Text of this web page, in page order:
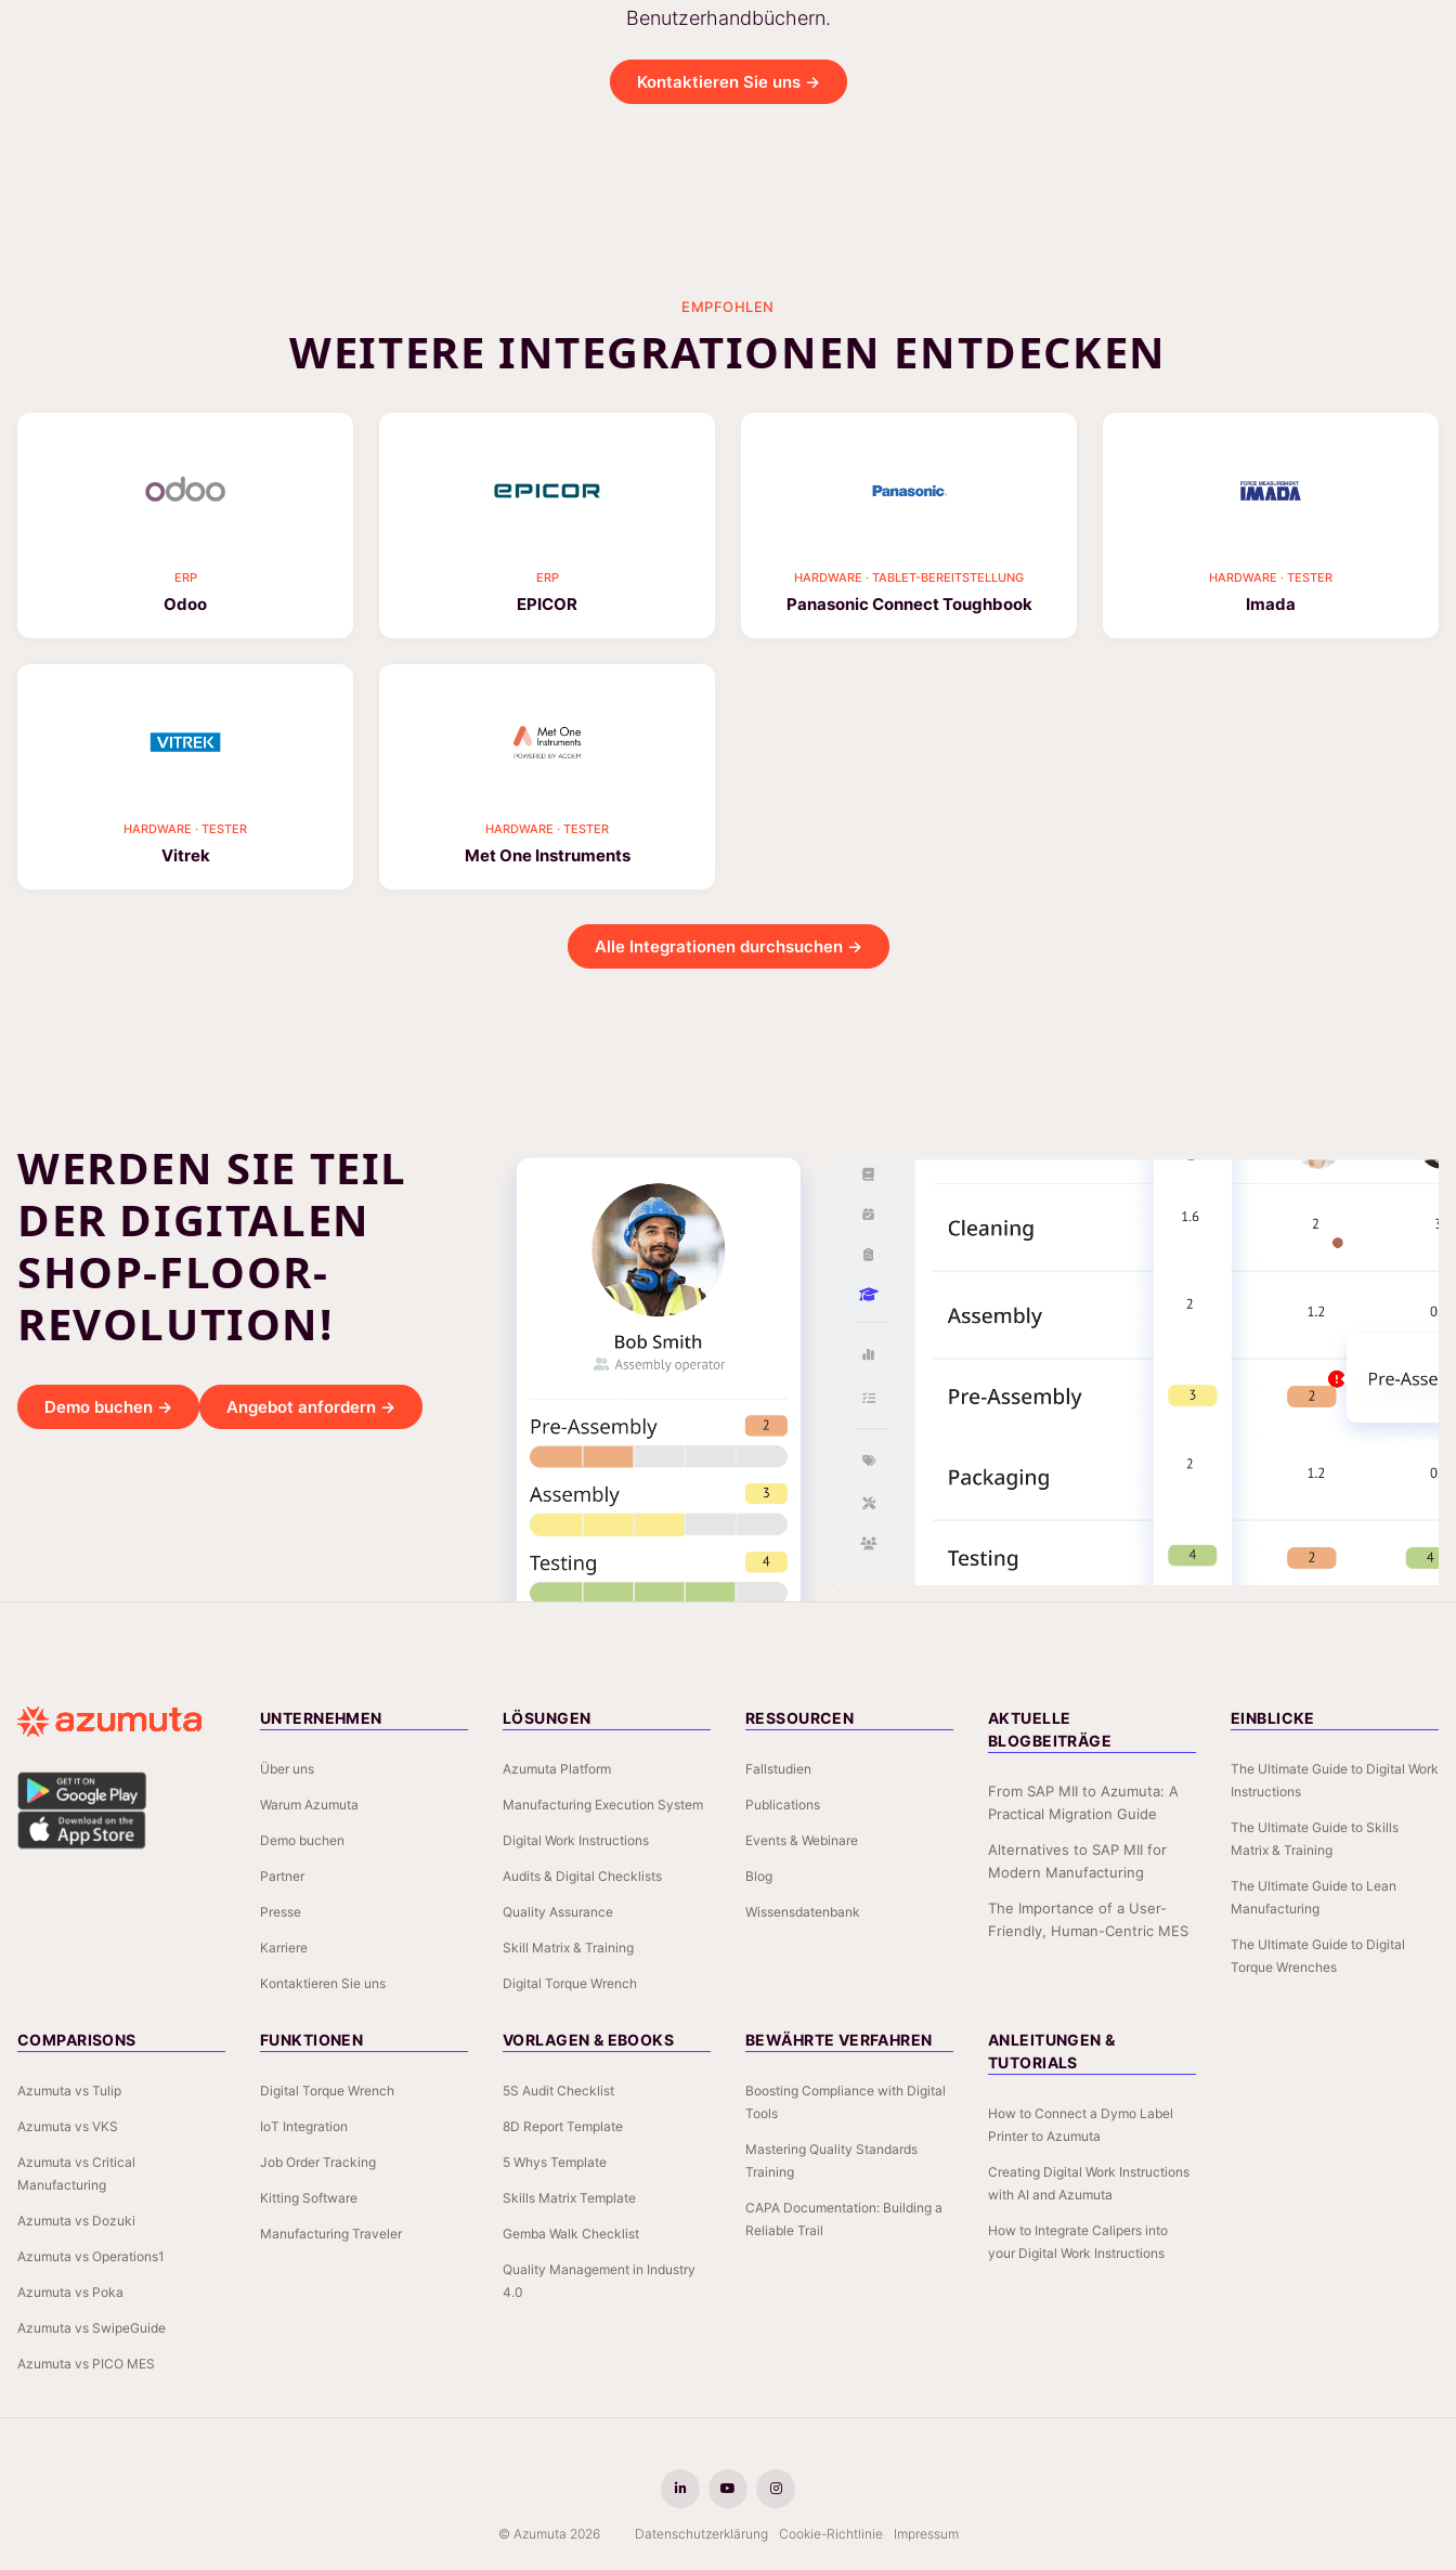
Benutzerhandbüchern.
Kontaktieren Sie uns →
EMPFOHLEN
WEITERE INTEGRATIONEN ENTDECKEN
ERP
Odoo
ERP
EPICOR
HARDWARE · TABLET-BEREITSTELLUNG
Panasonic Connect Toughbook
HARDWARE · TESTER
Imada
HARDWARE · TESTER
Vitrek
HARDWARE · TESTER
Met One Instruments
Alle Integrationen durchsuchen →
WERDEN SIE TEIL
DER DIGITALEN
SHOP-FLOOR-
REVOLUTION!
Demo buchen → Angebot anfordern →
UNTERNEHMEN
Über uns
Warum Azumuta
Demo buchen
Partner
Presse
Karriere
Kontaktieren Sie uns
LÖSUNGEN
Azumuta Platform
Manufacturing Execution System
Digital Work Instructions
Audits & Digital Checklists
Quality Assurance
Skill Matrix & Training
Digital Torque Wrench
RESSOURCEN
Fallstudien
Publications
Events & Webinare
Blog
Wissensdatenbank
AKTUELLE
BLOGBEITRÄGE
From SAP MII to Azumuta: A
Practical Migration Guide
Alternatives to SAP MII for
Modern Manufacturing
The Importance of a User-
Friendly, Human-Centric MES
EINBLICKE
The Ultimate Guide to Digital Work
Instructions
The Ultimate Guide to Skills
Matrix & Training
The Ultimate Guide to Lean
Manufacturing
The Ultimate Guide to Digital
Torque Wrenches
COMPARISONS
Azumuta vs Tulip
Azumuta vs VKS
Azumuta vs Critical
Manufacturing
Azumuta vs Dozuki
Azumuta vs Operations1
Azumuta vs Poka
Azumuta vs SwipeGuide
Azumuta vs PICO MES
FUNKTIONEN
Digital Torque Wrench
IoT Integration
Job Order Tracking
Kitting Software
Manufacturing Traveler
VORLAGEN & EBOOKS
5S Audit Checklist
8D Report Template
5 Whys Template
Skills Matrix Template
Gemba Walk Checklist
Quality Management in Industry
4.0
BEWÄHRTE VERFAHREN
Boosting Compliance with Digital
Tools
Mastering Quality Standards
Training
CAPA Documentation: Building a
Reliable Trail
ANLEITUNGEN &
TUTORIALS
How to Connect a Dymo Label
Printer to Azumuta
Creating Digital Work Instructions
with AI and Azumuta
How to Integrate Calipers into
your Digital Work Instructions
© Azumuta 2026 Datenschutzerklärung Cookie-Richtlinie Impressum